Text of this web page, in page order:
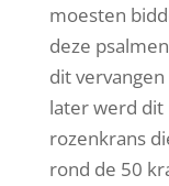
moesten
deze
dit
later werd dit
rozenkrans
rond de 50